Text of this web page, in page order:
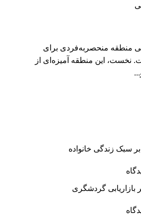
منطقه منحصربه‌فردی برای
این منطقه آمیزه‌ای از
سبک زندگی خانواده
بازاریابی گردشگری